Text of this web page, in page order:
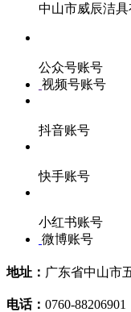
中山市威辰洁
公众号账号
视频号账号
抖音账号
快手账号
小红书账号
微博账号
地址： 广东省中山市
电话： 0760-88206901